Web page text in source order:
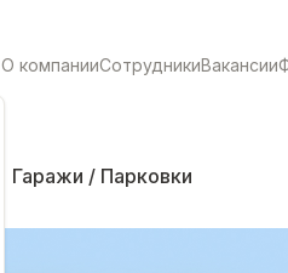
О компанииСотрудникиВакансии
Гаражи / Парковки